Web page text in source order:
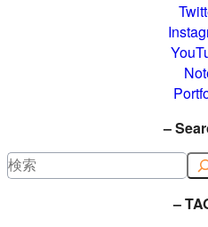
–
検
索
–